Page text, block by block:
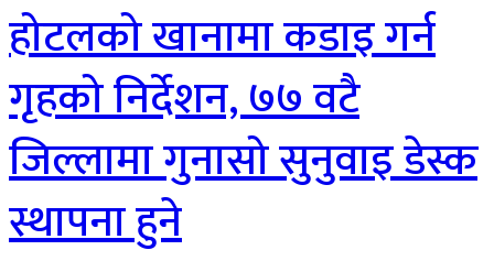
होटलको खानामा कडाइ गर्न
गृहको निर्देशन, ७७ वटै
जिल्लामा गुनासो सुनुवाइ डेस्क
स्थापना हुने